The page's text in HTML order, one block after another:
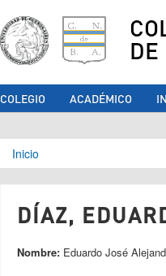
DE
COLEGIO ACADÉMICO
Se encuentra
Inicio
DÍAZ,
Nombre: Eduardo José